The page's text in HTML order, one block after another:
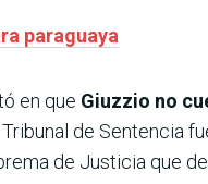
paraguaya
en que Giuzzio no
de Sentencia
de Justicia que